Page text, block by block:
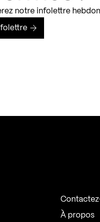
notre infolettre
À propos